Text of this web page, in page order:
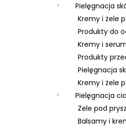
Pielęgnacja
Kremy i żele
Produkty do
Kremy i
Produkty
Pielęgnacja
Kremy i żele
Pielęgnacja
Żele pod
Balsamy i